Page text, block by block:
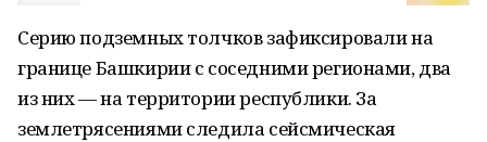
Серию подземных толчков зафиксировали на
границе Башкирии с соседними регионами, два
из них — на территории республики. За
землетрясениями следила сейсмическая